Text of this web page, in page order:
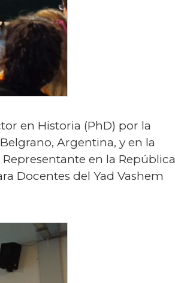
en Historia (PhD) por la
Argentina, y en la
en la República
Docentes del Yad Vashem